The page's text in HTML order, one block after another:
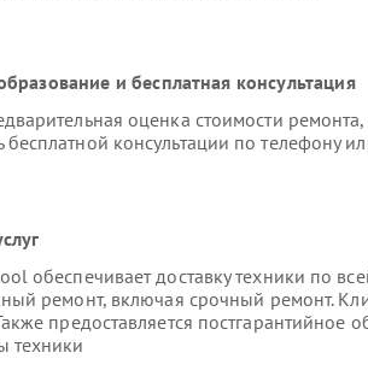
и бесплатная консультация
оценка стоимости ремонта,
консультации по телефону
обеспечивает доставку техники по
ремонт, включая срочный ремонт.
предоставляется постгарантийное
техники